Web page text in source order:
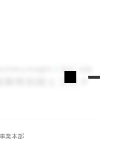
Policy Insight
特別税とコロナ
業本部